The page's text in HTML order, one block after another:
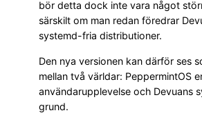
bör detta dock inte vara något
särskilt om man redan föredrar
systemd-fria distributioner.
Den nya versionen kan därför ses
mellan två världar: PeppermintOS
användarupplevelse och Devuans
grund.